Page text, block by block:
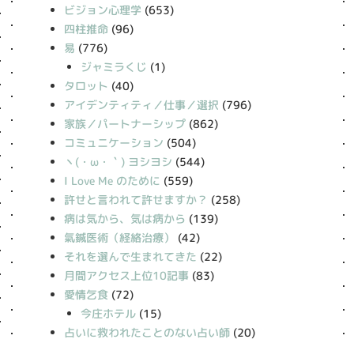
ビジョン心理学 (653)
四柱推命 (96)
易 (776)
ジャミラくじ (1)
タロット (40)
アイデンティティ／仕事／選択 (796)
家族／パートナーシップ (862)
コミュニケーション (504)
丶(・ω・｀) ヨシヨシ (544)
I Love Me のために (559)
許せと言われて許せますか？ (258)
病は気から、気は病から (139)
氣鍼医術（経絡治療）
(42)
それを選んで生まれてきた (22)
月間アクセス上位10記事 (83)
愛情乞食 (72)
今庄ホテル(15)
占いに救われたことのない占い師 (20)